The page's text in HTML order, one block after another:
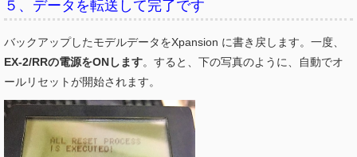
５、データを転送して完了です
バックアップしたモデルデータをXpansion に書き戻します。一度、
EX-2/RRの電源をONします。すると、下の写真のように、自動でオ
ールリセットが開始されます。